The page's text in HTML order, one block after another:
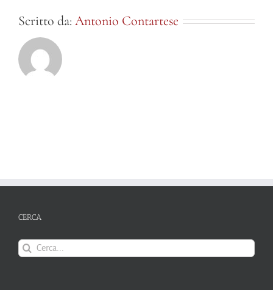
Scritto da: Antonio Contartese
CERCA
Cerca
per: